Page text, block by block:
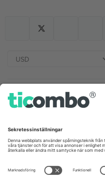
Kontor och support
Unter den Linden 24, 10117
Berlin, Germany
United States